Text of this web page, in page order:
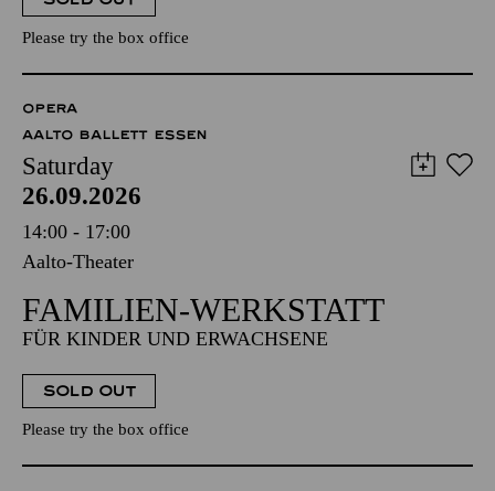
Please try the box office
OPERA
AALTO BALLETT ESSEN
Saturday
26.09.2026
14:00 - 17:00
Aalto-Theater
FAMILIEN-WERKSTATT
FÜR KINDER UND ERWACHSENE
SOLD OUT
Please try the box office